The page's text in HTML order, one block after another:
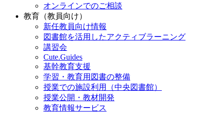
オンラインでのご相談
教育（教員向け）
新任教員向け情報
図書館を活用したアクティブラーニング
講習会
Cute.Guides
基幹教育支援
学習・教育用図書の整備
授業での施設利用（中央図書館）
授業公開・教材開発
教育情報サービス